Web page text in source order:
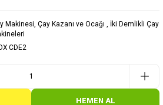
Makinesi, Çay Kazanı ve Ocağı
İki Demlikli Çay
CDE2
HEMEN AL